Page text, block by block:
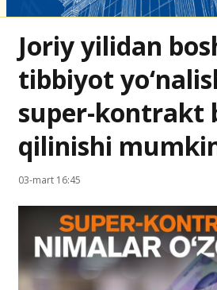
Joriy yilidan
tibbiyot
super-kontrakt
qilinishi
03-mart 16:45